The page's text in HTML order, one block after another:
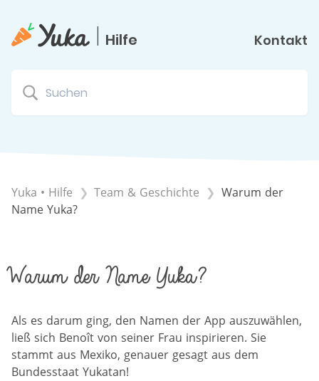
| Hilfe Kontakt
Yuka • Hilfe ​Team & Geschichte
Warum der
Name Yuka?
Warum der Name Yuka?
Als es darum ging, den Namen der App auszuwählen,
ließ sich Benoît von seiner Frau inspirieren. Sie
stammt aus Mexiko, genauer gesagt aus dem
Bundesstaat Yukatan!